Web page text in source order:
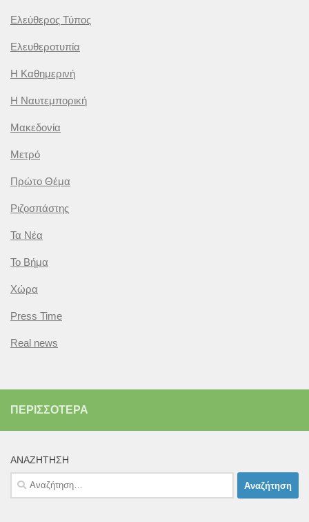
Ελεύθερος Τύπος
Ελευθεροτυπία
Η Καθημερινή
Η Ναυτεμπορική
Μακεδονία
Μετρό
Πρώτο Θέμα
Ριζοσπάστης
Τα Νέα
Το Βήμα
Χώρα
Press Time
Real news
ΠΕΡΙΣΣΌΤΕΡΑ
ΑΝΑΖΉΤΗΣΗ
Αναζήτηση
για: